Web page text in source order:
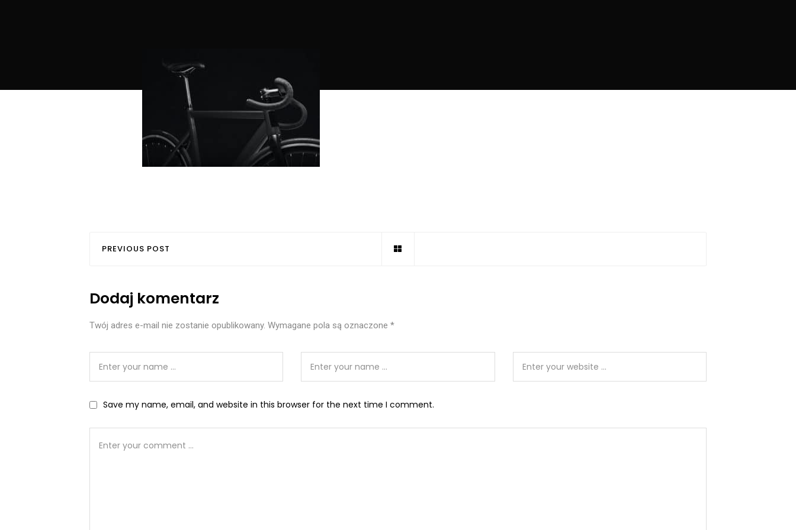
PREVIOUS POST
Dodaj komentarz
Twój adres e-mail nie zostanie opublikowany. Wymagane pola są oznaczone *
Save my name, email, and website in this browser for the next time I comment.